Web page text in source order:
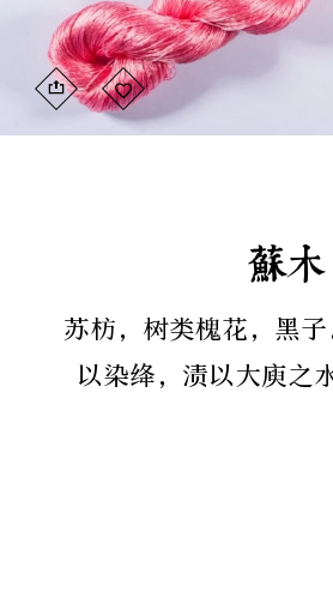
苏木
苏枋，树类槐花，黑
以染绛，渍以大庾之